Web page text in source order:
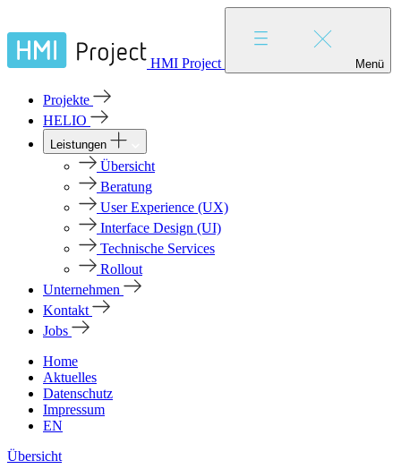
HMI Project Menü
Projekte
HELIO
Leistungen
Übersicht
Beratung
User Experience (UX)
Interface Design (UI)
Technische Services
Rollout
Unternehmen
Kontakt
Jobs
Home
Aktuelles
Datenschutz
Impressum
EN
Übersicht